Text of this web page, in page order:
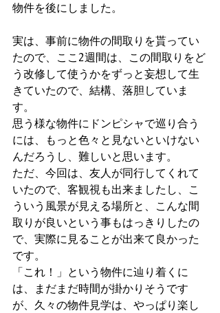
物件を後にしました。
実は、事前に物件の間取りを貰ってい
たので、ここ2週間は、この間取りをど
う改修して使うかをずっと妄想して生
きていたので、結構、落胆していま
す。
思う様な物件にドンピシャで巡り合う
には、もっと色々と見ないといけない
んだろうし、難しいと思います。
ただ、今回は、友人が同行してくれて
いたので、客観視も出来ましたし、こ
ういう風景が見える場所と、こんな間
取りが良いという事もはっきりしたの
で、実際に見ることが出来て良かった
です。
「これ！」という物件に辿り着くに
は、まだまだ時間が掛かりそうです
が、久々の物件見学は、やっぱり楽し